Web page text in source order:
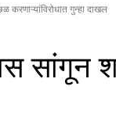
गुन्हा दाखल